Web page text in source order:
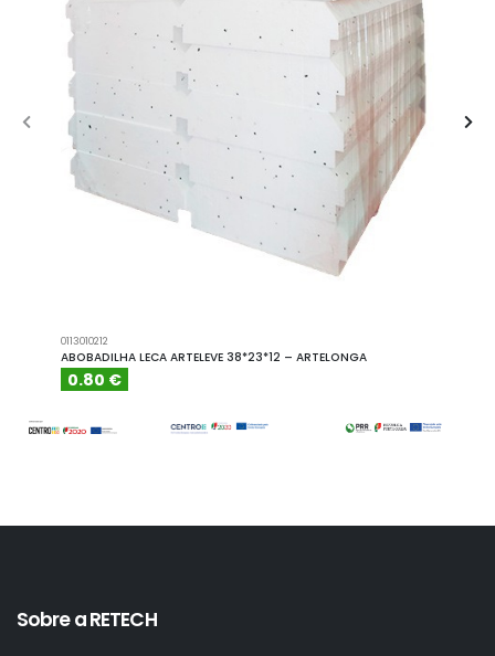
0113010212
ABOBADILHA LECA ARTELEVE 38*23*12 – ARTELONGA
0.80 €
Sobre a RETECH